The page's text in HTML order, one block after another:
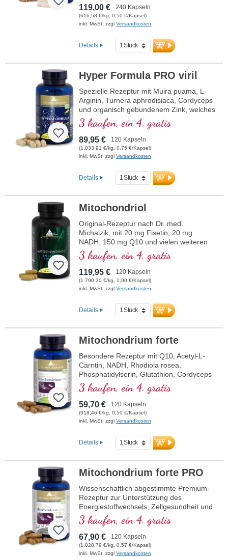
119,00 € 240 Kapseln
(616,58 €/kg, 0,50 €/Kapsel)
inkl. MwSt. zzgl Versandkosten
Details
Hyper Formula PRO viril
Spezielle Rezeptur mit Muira puama, L-
Arginin, Turnera aphrodisiaca, Cordyceps
und organisch gebundenem Zink, welches
zum Erhalt einer normalen
Zeugungsfähigkeit und zu einem
normalen Testosteronspiegel im Blut
beiträgt.
3 kaufen, ein 4. gratis
89,95 € 120 Kapseln
(1.033,91 €/kg, 0,75 €/Kapsel)
inkl. MwSt. zzgl Versandkosten
Details
Mitochondriol
Original-Rezeptur nach Dr. med.
Michalzik, mit 20 mg Fisetin, 20 mg
NADH, 150 mg Q10 und vielen weiteren
wichtigen Mitochondrien-Mitteln. Mit dem
Bioverfügbarkeitsverstärker D-Pinitol.
Kapselhüllen vegan und ohne PEG und
Carrageen und Aluminium freies Siegel,
Mitochondrialer PGC-1α-Aktivator, ohne
Vitalstoffexpertise und über 20-jährige
Produktionserfahrung.
3 kaufen, ein 4. gratis
119,95 € 120 Kapseln
(1.790,30 €/kg, 1,00 €/Kapsel)
inkl. MwSt. zzgl Versandkosten
Details
Mitochondrium forte
Besondere Rezeptur mit Q10, Acetyl-L-
Carntin, NADH, Rhodiola rosea,
Phosphatidylserin, Glutathion, Cordyceps
und Kupfer, welches zu einem normalen
Stoffwechsel zur Energiegewinnung
beiträgt (in Form von ATP in der
Zellatmungskette).
3 kaufen, ein 4. gratis
59,70 € 120 Kapseln
(918,46 €/kg, 0,50 €/Kapsel)
inkl. MwSt. zzgl Versandkosten
Details
Mitochondrium forte PRO
Wissenschaftlich abgestimmte Premium-
Rezeptur zur Unterstützung des
Energiestoffwechsels, Zellgesundheit und
die Zellatmung in den Mitochondrien.
Enthält Resveratrol, OPC, Q10, NADH
und Thiamin zur Förderung des
Energiestoffwechsels sowie bioaktive
Folsäure (Methyltetrahydrofolat), die
3 kaufen, ein 4. gratis
67,90 € 120 Kapseln
(1.028,79 €/kg, 0,57 €/Kapsel)
inkl. MwSt. zzgl Versandkosten